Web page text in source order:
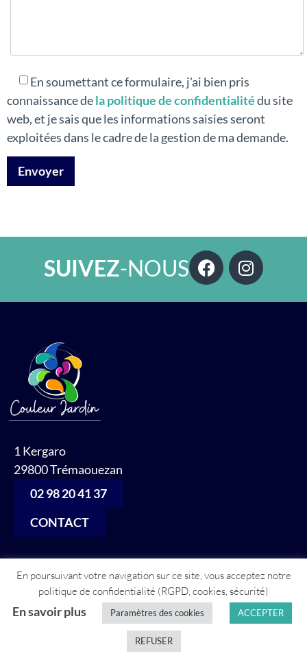
En soumettant ce formulaire, j'ai bien pris
connaissance dela politique de confidentialitédu site
web, et je sais que les informations saisies seront
exploitées dans le cadre de la gestion de ma demande.
SUIVEZ-NOUS
1 Kergaro
29800 Trémaouezan
02 98 20 41 37
CONTACT
Mentions légales
Site réalisé par Abergraphique
En poursuivant votre navigation sur ce site, vous acceptez notre
politique de confidentialité (RGPD, cookies, sécurité)
En savoir plus Paramètres des cookies ACCEPTER
REFUSER